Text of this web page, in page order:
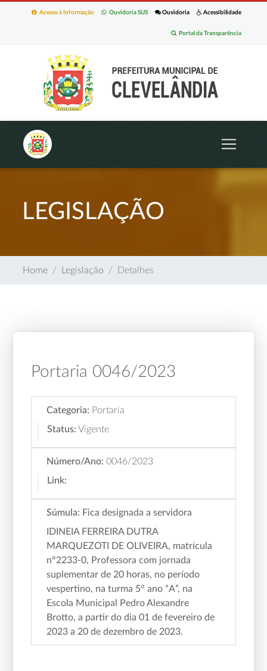
Acessibilidade
Ouvidoria
Ouvidoria SUS
Acesso à Informação
Portal da Transparência
LEGISLAÇÃO
Home Legislação Detalhes
Portaria 0046/2023
Categoria: Portaria
Status: Vigente
Número/Ano: 0046/2023
Link:
Súmula: Fica designada a servidora
IDINEIA FERREIRA DUTRA
MARQUEZOTI DE OLIVEIRA, matrícula
n°2233-0, Professora com jornada
suplementar de 20 horas, no período
vespertino, na turma 5° ano “A”, na
Escola Municipal Pedro Alexandre
Brotto, a partir do dia 01 de fevereiro de
2023 a 20 de dezembro de 2023.